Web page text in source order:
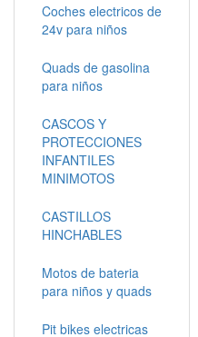
Coches electricos de
24v para niños
Quads de gasolina
para niños
CASCOS Y
PROTECCIONES
INFANTILES
MINIMOTOS
CASTILLOS
HINCHABLES
Motos de bateria
para niños y quads
Pit bikes electricas